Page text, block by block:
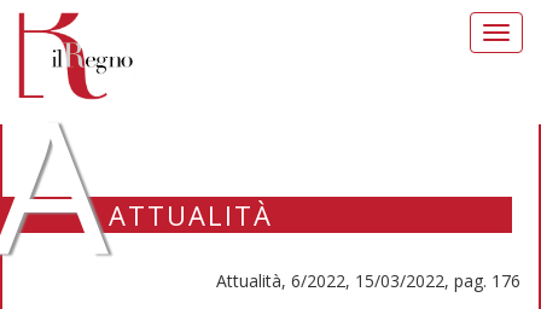
ATTUALITÀ
Attualità, 6/2022, 15/03/2022, pag. 176